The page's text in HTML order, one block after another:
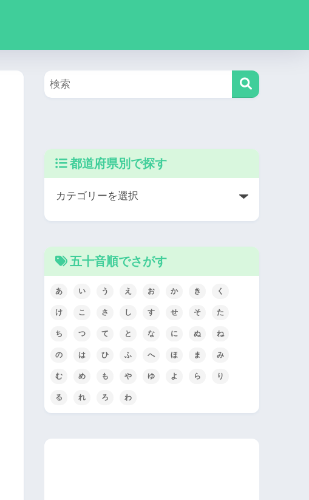
都道府県別で探す
五十音順でさがす
あ い う え お か き く
け こ さ し す せ そ た
ち つ て と な に ぬ ね
の は ひ ふ へ ほ ま み
む め も や ゆ よ ら り
る れ ろ わ